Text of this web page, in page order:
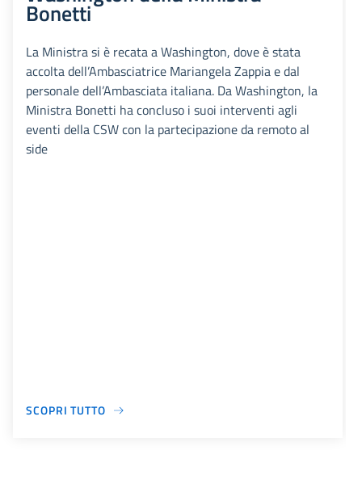
Bonetti
La Ministra si è recata a Washington, dove è stata
accolta dell’Ambasciatrice Mariangela Zappia e dal
personale dell’Ambasciata italiana. Da Washington, la
Ministra Bonetti ha concluso i suoi interventi agli
eventi della CSW con la partecipazione da remoto al
side
SCOPRI TUTTO